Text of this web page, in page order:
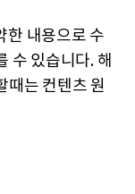
한 내용으로 수
수 있습니다. 해
때는 컨텐츠 원